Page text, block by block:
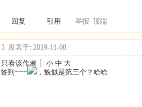
回复 引用 举报 顶端
3 发表于: 2019-11-08
只看该作者 ┊ 小 中 大
签到~~~
，貌似是第三个？哈哈